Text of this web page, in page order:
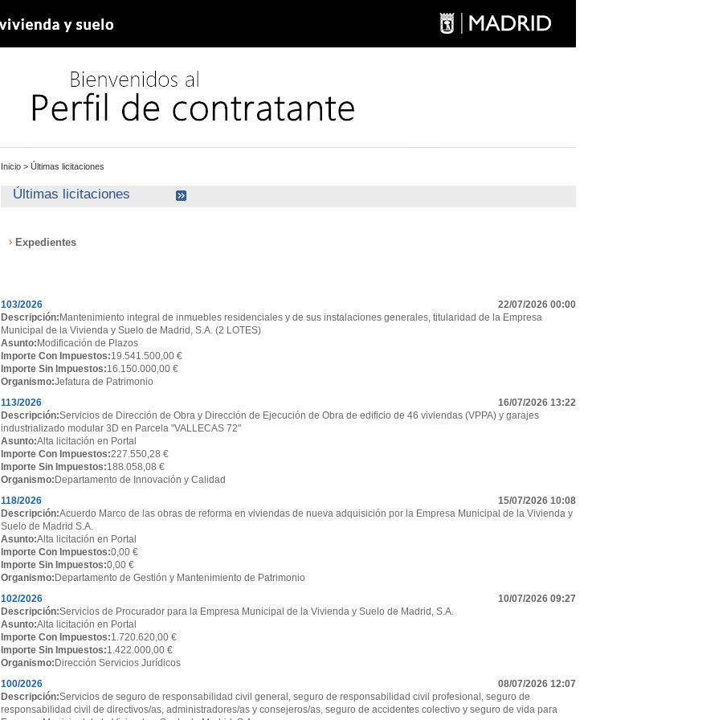
Inicio > Últimas licitaciones
Últimas licitaciones
Expedientes
22/07/2026 00:00
103/2026
Descripción: Mantenimiento integral de inmuebles residenciales y de sus instalaciones generales, titularidad de la Empresa
Municipal de la Vivienda y Suelo de Madrid, S.A. (2 LOTES)
Asunto: Modificación de Plazos
Importe Con Impuestos:19.541.500,00 €
Importe Sin Impuestos:16.150.000,00 €
Organismo:Jefatura de Patrimonio
16/07/2026 13:22
113/2026
Descripción:Servicios de Dirección de Obra y Dirección de Ejecución de Obra de edificio de 46 viviendas (VPPA) y garajes
industrializado modular 3D en Parcela "VALLECAS 72"
Asunto:Alta licitación en Portal
Importe Con Impuestos:227.550,28 €
Importe Sin Impuestos:188.058,08 €
Organismo: Departamento de Innovación y Calidad
15/07/2026 10:08
118/2026
Descripción:Acuerdo Marco de las obras de reforma en viviendas de nueva adquisición por la Empresa Municipal de la Vivienda y
Suelo de Madrid S.A.
Asunto:Alta licitación en Portal
Importe Con Impuestos:0,00 €
Importe Sin Impuestos:0,00 €
Organismo: Departamento de Gestión y Mantenimiento de Patrimonio
10/07/2026 09:27
102/2026
Descripción:Servicios de Procurador para la Empresa Municipal de la Vivienda y Suelo de Madrid, S.A.
Asunto:Alta licitación en Portal
Importe Con Impuestos:1.720.620,00 €
Importe Sin Impuestos:1.422.000,00 €
Organismo: Dirección Servicios Jurídicos
08/07/2026 12:07
100/2026
Descripción:Servicios de seguro de responsabilidad civil general, seguro de responsabilidad civil profesional, seguro de
responsabilidad civil de directivos/as, administradores/as y consejeros/as, seguro de accidentes colectivo y seguro de vida para